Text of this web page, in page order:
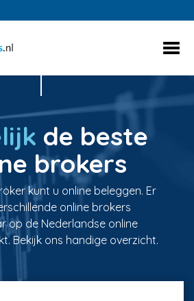
de beste
brokers
kunt u online beleggen. Er
online brokers
op de Nederlandse online
Bekijk ons handige overzicht.